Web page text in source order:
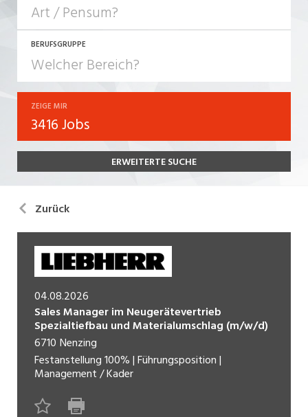
JOB-TYP
Festanstellung
Temporär (befristet)
Praktikum
Lehrstelle
Ferienjob
POSITION
Führungsposition
Management / Kader
BERUFSGRUPPE
Bank, Versicherung
Bau, Handwerk, Elektro
Bildung, Kunst, Design, Soziale Berufe, Sport
Einkauf, Logistik, Transport, Verkehr
Engineering, Technik, Architektur
Finanzen, Controlling, Treuhand, Recht
Gartenbau, Landwirtschaft, Forstwirtschaft
Gastronomie, Hotellerie, Tourismus,
Lebensmittel
Immobilien, Facility Management, Reinigung
ZEIGE MIR
3416 Jobs
ERWEITERTE SUCHE
Zurück
04.08.2026
Sales Manager im Neugerätevertrieb
Spezialtiefbau und Materialumschlag (m/w/d)
6710 Nenzing
Festanstellung100%|Führungsposition|
Management / Kader